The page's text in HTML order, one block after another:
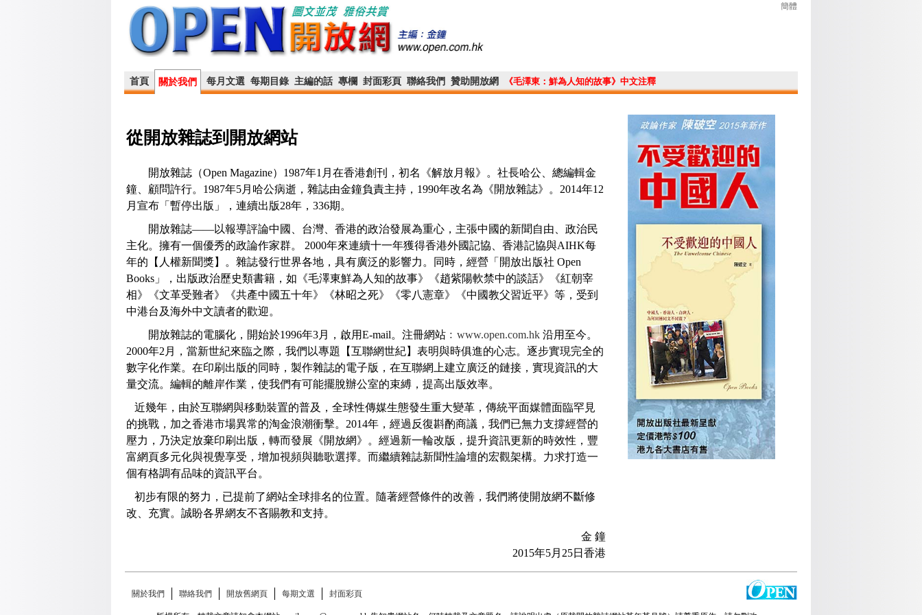
簡體
首頁 關於我們 每月文選 每期目錄 主編的話 專欄 封面彩頁 聯絡我們 贊助開放網 《毛澤東：鮮為人知的故事》中文注釋
從開放雜誌到開放網站
開放雜誌（Open Magazine）1987年1月在香港創刊，初名《解放月報》。社長哈公、總編輯金
鐘、顧問許行。1987年5月哈公病逝，雜誌由金鐘負責主持，1990年改名為《開放雜誌》。2014年12
月宣布「暫停出版」，連續出版28年，336期。
開放雜誌——以報導評論中國、台灣、香港的政治發展為重心，主張中國的新聞自由、政治民
主化。擁有一個優秀的政論作家群。 2000年來連續十一年獲得香港外國記協、香港記協與AIHK每
年的【人權新聞獎】。雜誌發行世界各地，具有廣泛的影響力。同時，經營「開放出版社 Open
Books」，出版政治歷史類書籍，如《毛澤東鮮為人知的故事》《趙紫陽軟禁中的談話》《紅朝宰
相》《文革受難者》《共產中國五十年》《林昭之死》《零八憲章》《中國教父習近平》等，受到
中港台及海外中文讀者的歡迎。
開放雜誌的電腦化，開始於1996年3月，啟用E-mail。注冊網站﹕ www.open.com.hk 沿用至今。
2000年2月，當新世紀來臨之際，我們以專題【互聯網世紀】表明與時俱進的心志。逐步實現完全的
數字化作業。在印刷出版的同時，製作雜誌的電子版，在互聯網上建立廣泛的鏈接，實現資訊的大
量交流。編輯的離岸作業，使我們有可能擺脫辦公室的束縛，提高出版效率。
近幾年，由於互聯網與移動裝置的普及，全球性傳媒生態發生重大變革，傳統平面媒體面臨罕見
的挑戰，加之香港市場異常的淘金浪潮衝擊。2014年，經過反復斟酌商議，我們已無力支撐經營的
壓力，乃決定放棄印刷出版，轉而發展《開放網》。經過新一輪改版，提升資訊更新的時效性，豐
富網頁多元化與視覺享受，增加視頻與聽歌選擇。而繼續雜誌新聞性論壇的宏觀架構。力求打造一
個有格調有品味的資訊平台。
初步有限的努力，已提前了網站全球排名的位置。隨著經營條件的改善，我們將使開放網不斷修
改、充實。誠盼各界網友不吝賜教和支持。
金 鐘
2015年5月25日香港
關於我們 聯絡我們 開放舊網頁 每期文選 封面彩頁